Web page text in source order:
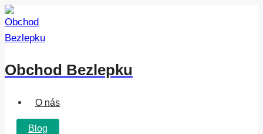
Přeskočit
na
obsah
Obchod Bezlepku
O nás
Blog